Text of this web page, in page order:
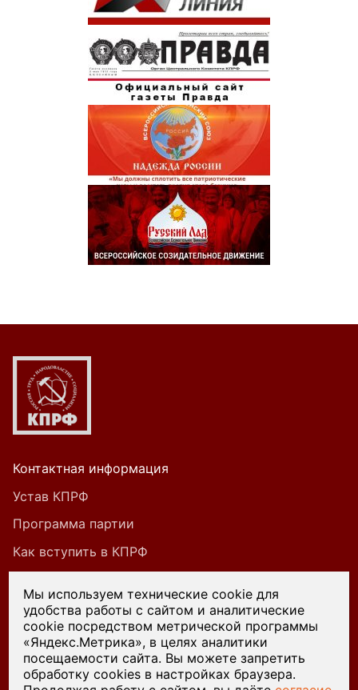
Контактная информация
Устав КПРФ
Программа партии
Как вступить в КПРФ
При цитировании или ином использовании
материалов, опубликованных на страницах
сайта kprf45.ru, ссылка на источник обязательна.
Мы используем технические cookie для
удобства работы с сайтом и аналитические
cookie посредством метрической программы
«Яндекс.Метрика», в целях аналитики
посещаемости сайта. Вы можете запретить
обработку cookies в настройках браузера.